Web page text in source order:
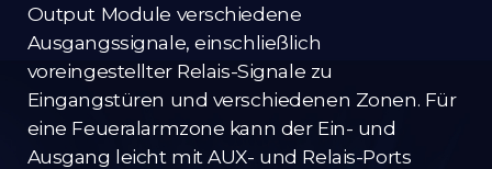
Output Module verschiedene
Ausgangssignale, einschließlich
voreingestellter Relais-Signale zu
Eingangstüren und verschiedenen Zonen. Für
eine Feueralarmzone kann der Ein- und
Ausgang leicht mit AUX- und Relais-Ports